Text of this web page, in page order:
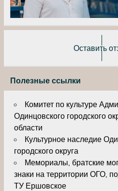
Оставить
Полезные ссылки
Комитет по культуре
Одинцовского городского
области
Культурное наследие
городского округа
Мемориалы, братские
знаки на территории ОГО,
ТУ Ершовское